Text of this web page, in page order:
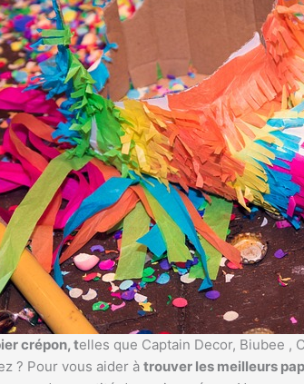
crépon, telles que Captain Decor, Biubee ,
? Pour vous aider à trouver les meilleurs